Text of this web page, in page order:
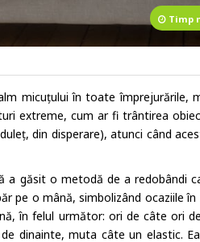
Timp
micuțului în toate împrejurările,
extreme, cum ar fi trântirea
din disperare), atunci când
a găsit o metodă de a redobândi
pe o mână, simbolizând ocaziile
în felul următor: ori de câte ori
dinainte, muta câte un elastic.